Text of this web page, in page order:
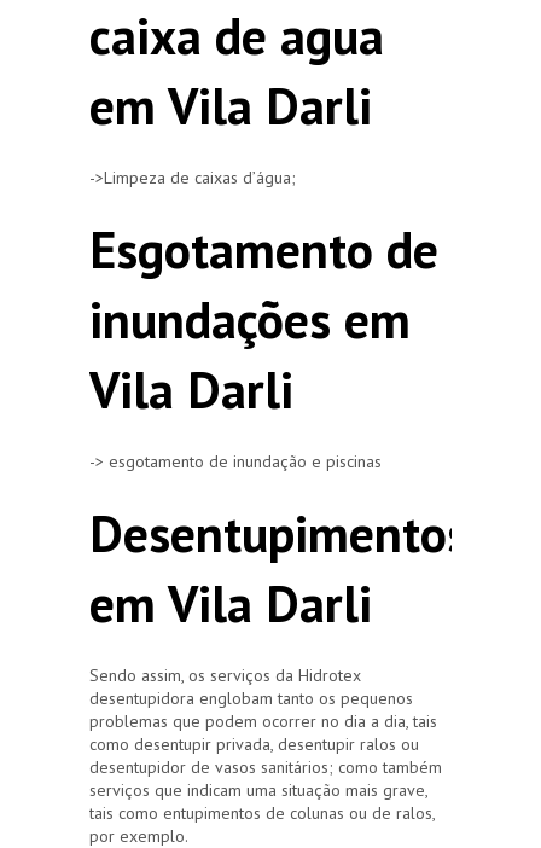
caixa de agua
em Vila Darli
->Limpeza de caixas d’água;
Esgotamento de
inundações em
Vila Darli
-> esgotamento de inundação e piscinas
Desentupimentos
em Vila Darli
Sendo assim, os serviços da Hidrotex
desentupidora englobam tanto os pequenos
problemas que podem ocorrer no dia a dia, tais
como desentupir privada, desentupir ralos ou
desentupidor de vasos sanitários; como também
serviços que indicam uma situação mais grave,
tais como entupimentos de colunas ou de ralos,
por exemplo.